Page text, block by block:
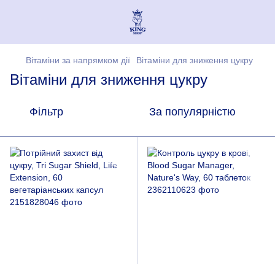
Вітаміни за напрямком дії Вітаміни для зниження цукру
Вітаміни для зниження цукру
Фільтр За популярністю